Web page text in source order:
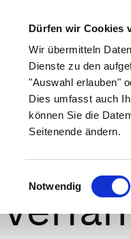
Dürfen wir Cookies
Wir übermitteln
Dienste zu den
"Auswahl erlauben"
Dies umfasst auch
können Sie die
Seitenende ändern.
Einwilligungsauswahl
Notwendig
Symptome Therapie
In